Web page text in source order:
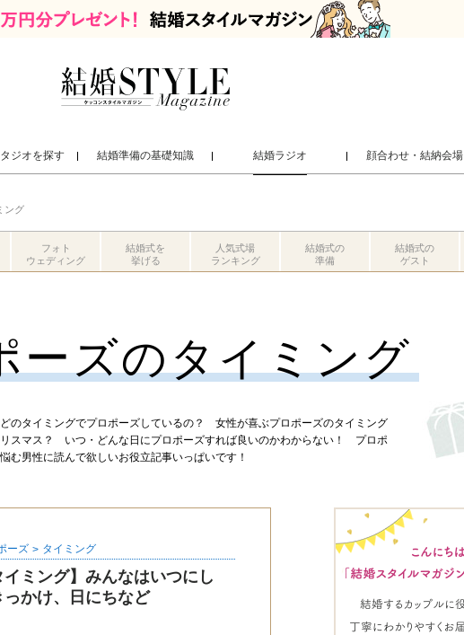
ジオを探す 結婚準備の基礎知識 結婚ラジオ 顔合わせ・結納会場
ング
フォト
ウェディング
結婚式を
挙げる
人気式場
ランキング
結婚式の
準備
結婚式の
ゲスト
ーズのタイミング
のタイミングでプロポーズしているの？ 女性が喜ぶプロポーズのタイミング
マス？ いつ・どんな日にプロポーズすれば良いのかわからない！ プロポ
む男性に読んで欲しいお役立記事いっぱいです！
ーズ タイミング
イミング】みんなはいつにし
かけ、日にちなど